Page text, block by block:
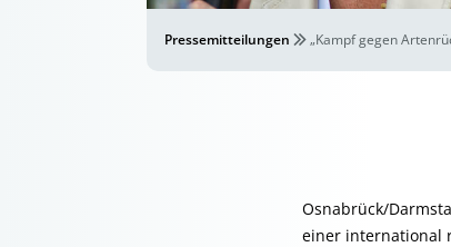
Pressemitteilungen „Kampf gegen
Osnabrück/
einer international